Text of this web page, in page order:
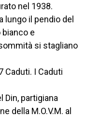
nel 1938.
lungo il pendio del
e
si stagliano
Caduti. I Caduti
Din, partigiana
della M.O.V.M. al